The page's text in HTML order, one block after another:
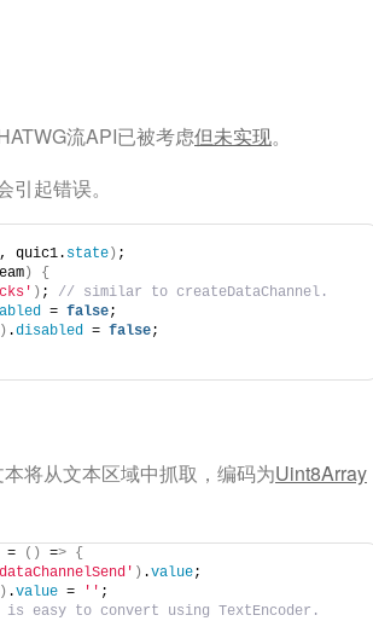
流API已被考虑但未实现。
起错误。
, quic1. state ) ;
)
{
) ;
// similar to createDataChannel.
= false;
) .disabled = false;
将从文本区域中抓取，编码为Uint8Array
= () => {
) .value;
) .value = '' ;
easy to convert using TextEncoder.